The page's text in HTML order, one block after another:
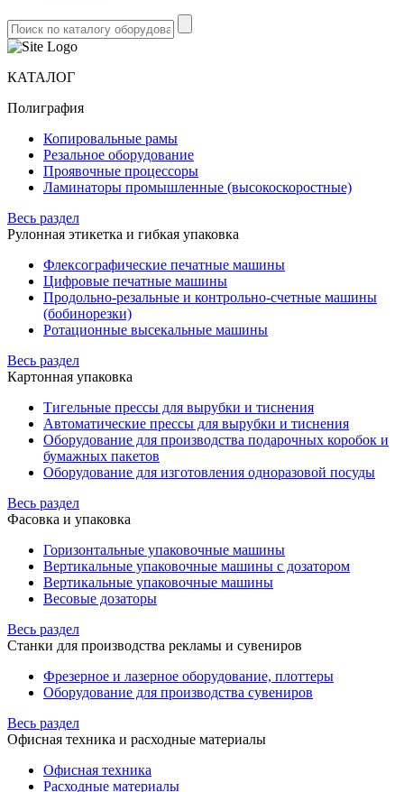
КАТАЛОГ
Полиграфия
Копировальные рамы
Резальное оборудование
Проявочные процессоры
Ламинаторы промышленные (высокоскоростные)
Весь раздел
Рулонная этикетка и гибкая упаковка
Флексографические печатные машины
Цифровые печатные машины
Продольно-резальные и контрольно-счетные машины
(бобинорезки)
Ротационные высекальные машины
Весь раздел
Картонная упаковка
Тигельные прессы для вырубки и тиснения
Автоматические прессы для вырубки и тиснения
Оборудование для производства подарочных коробок и
бумажных пакетов
Оборудование для изготовления одноразовой посуды
Весь раздел
Фасовка и упаковка
Горизонтальные упаковочные машины
Вертикальные упаковочные машины с дозатором
Вертикальные упаковочные машины
Весовые дозаторы
Весь раздел
Станки для производства рекламы и сувениров
Фрезерное и лазерное оборудование, плоттеры
Оборудование для производства сувениров
Весь раздел
Офисная техника и расходные материалы
Офисная техника
Расходные материалы